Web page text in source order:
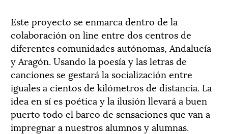
Este proyecto se enmarca dentro de la
colaboración on line entre dos centros de
diferentes comunidades autónomas, Andalucía
y Aragón. Usando la poesía y las letras de
canciones se gestará la socialización entre
iguales a cientos de kilómetros de distancia. La
idea en sí es poética y la ilusión llevará a buen
puerto todo el barco de sensaciones que van a
impregnar a nuestros alumnos y alumnas.